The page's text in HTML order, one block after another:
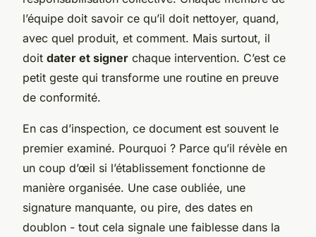
l’équipe doit savoir ce qu’il doit nettoyer, quand,
avec quel produit, et comment. Mais surtout, il
doit dater et signer chaque intervention. C’est ce
petit geste qui transforme une routine en preuve
de conformité.
En cas d’inspection, ce document est souvent le
premier examiné. Pourquoi ? Parce qu’il révèle en
un coup d’œil si l’établissement fonctionne de
manière organisée. Une case oubliée, une
signature manquante, ou pire, des dates en
doublon - tout cela signale une faiblesse dans la